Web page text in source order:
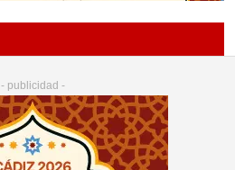
- publicidad -